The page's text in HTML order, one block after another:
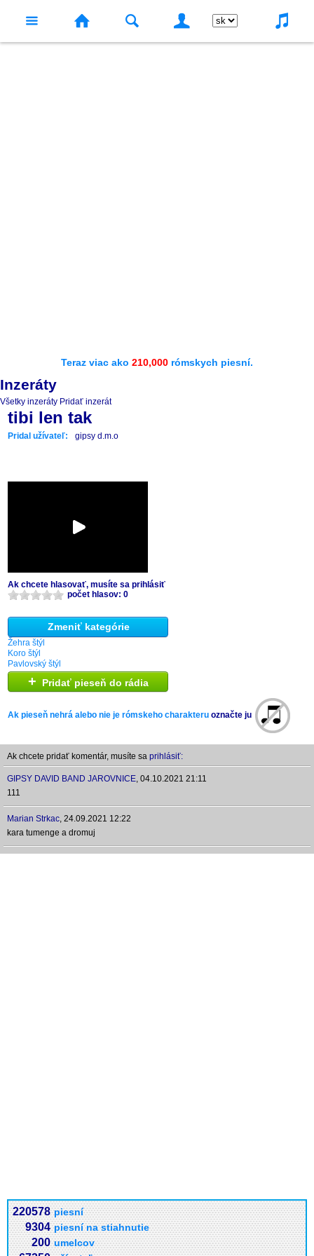
Teraz viac ako 210,000 rómskych piesní.
Inzeráty
Všetky inzeráty Pridať inzerát
tibi len tak
Pridal užívateľ: gipsy d.m.o
Ak chcete hlasovať, musíte sa prihlásiť
počet hlasov: 0
Zmeniť kategórie
Žehra štýl
Koro štýl
Pavlovský štýl
+ Pridať pieseň do rádia
Ak pieseň nehrá alebo nie je rómskeho charakteru označte ju
Ak chcete pridať komentár, musíte sa prihlásiť:
GIPSY DAVID BAND JAROVNICE, 04.10.2021 21:11
111
Marian Strkac, 24.09.2021 12:22
kara tumenge a dromuj
220578 piesní
9304 piesní na stiahnutie
200 umelcov